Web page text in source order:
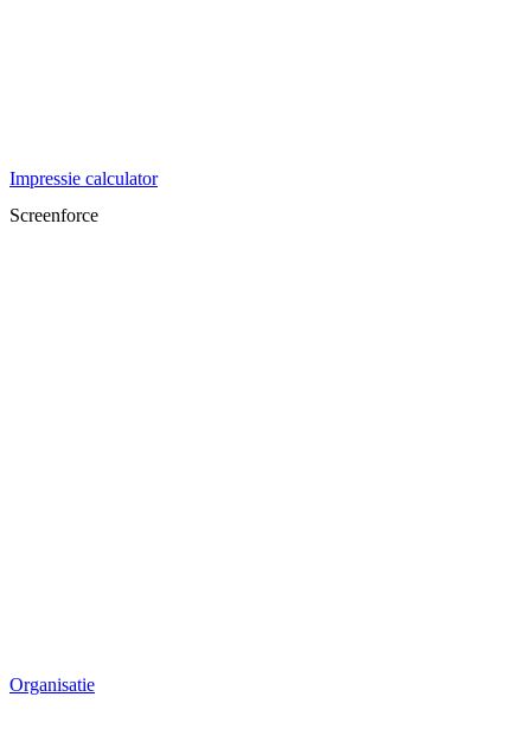
Impressie calculator
Screenforce
Organisatie